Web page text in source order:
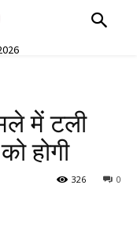
में टली
होगी
0
326